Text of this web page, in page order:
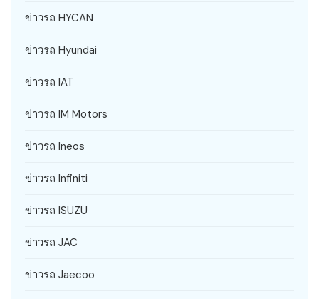
ข่าวรถ HYCAN
ข่าวรถ Hyundai
ข่าวรถ IAT
ข่าวรถ IM Motors
ข่าวรถ Ineos
ข่าวรถ Infiniti
ข่าวรถ ISUZU
ข่าวรถ JAC
ข่าวรถ Jaecoo